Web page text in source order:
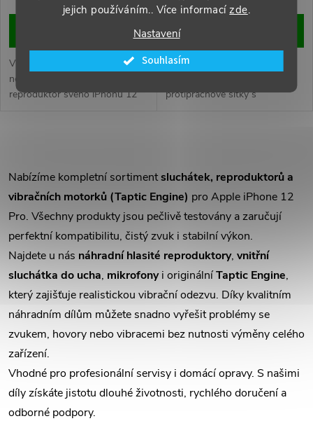
jejich používáním.. Více informacízde.
Nastavení
Souhlasím
o
d
u
ů
o
d
u
t
ů
Vyměňte poškozený nebo
nefunkční hovorový
reproduktor svého iPhonu 12
Chraňte reproduktor svého
protiprachové síťky s
v
l
á
d
a
c
í
p
r
Nabízíme kompletní sortimentsluchátek, reproduktorů a
vibračních motorků (Taptic Engine) pro Apple iPhone 12
Pro. Všechny produkty jsou pečlivě testovány a zaručují
perfektní kompatibilitu, čistý zvuk i stabilní výkon.
Najdete u nás náhradní hlasité reproduktory, vnitřní
sluchátka do ucha, mikrofonyi originálníTaptic Engine,
který zajišťuje realistickou vibrační odezvu. Díky kvalitním
náhradním dílům můžete snadno vyřešit problémy se
zvukem, hovory nebo vibracemi bez nutnosti výměny celého
zařízení.
Vhodné pro profesionální servisy i domácí opravy. S našimi
díly získáte jistotu dlouhé životnosti, rychlého doručení a
odborné podpory.